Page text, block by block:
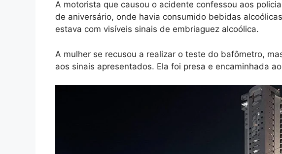
A motorista que causou o acidente confessou aos
de aniversário, onde havia consumido bebidas
estava com visíveis sinais de embriaguez alcoólica.
A mulher se recusou a realizar o teste do bafômetro,
aos sinais apresentados. Ela foi presa e encaminhada